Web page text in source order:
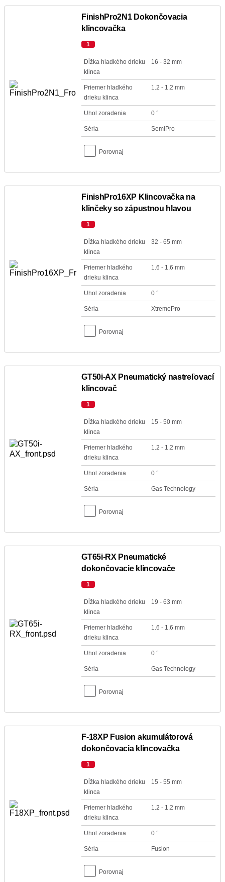
FinishPro2N1 Dokončovacia
klincovačka
1
Dĺžka hladkého drieku
klinca
16 - 32 mm
Priemer hladkého
drieku klinca
1.2 - 1.2 mm
Uhol zoradenia 0 °
Séria SemiPro
Porovnaj
FinishPro16XP Klincovačka na
klinčeky so zápustnou hlavou
1
Dĺžka hladkého drieku
klinca
32 - 65 mm
Priemer hladkého
drieku klinca
1.6 - 1.6 mm
Uhol zoradenia 0 °
Séria XtremePro
Porovnaj
GT50i-AX Pneumatický nastreľovací
klincovač
1
Dĺžka hladkého drieku
klinca
15 - 50 mm
Priemer hladkého
drieku klinca
1.2 - 1.2 mm
Uhol zoradenia 0 °
Séria Gas Technology
Porovnaj
GT65i-RX Pneumatické
dokončovacie klincovače
1
Dĺžka hladkého drieku
klinca
19 - 63 mm
Priemer hladkého
drieku klinca
1.6 - 1.6 mm
Uhol zoradenia 0 °
Séria Gas Technology
Porovnaj
F-18XP Fusion akumulátorová
dokončovacia klincovačka
1
Dĺžka hladkého drieku
klinca
15 - 55 mm
Priemer hladkého
drieku klinca
1.2 - 1.2 mm
Uhol zoradenia 0 °
Séria Fusion
Porovnaj